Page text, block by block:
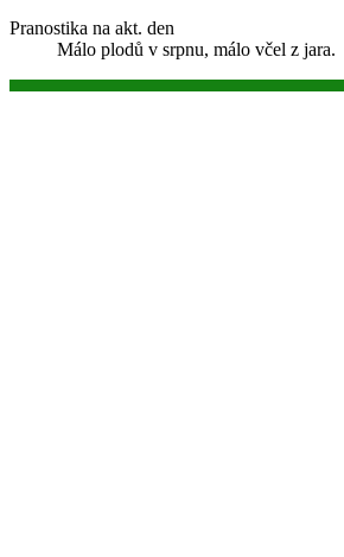
Pranostika na akt. den
Málo plodů v srpnu, málo včel z jara.